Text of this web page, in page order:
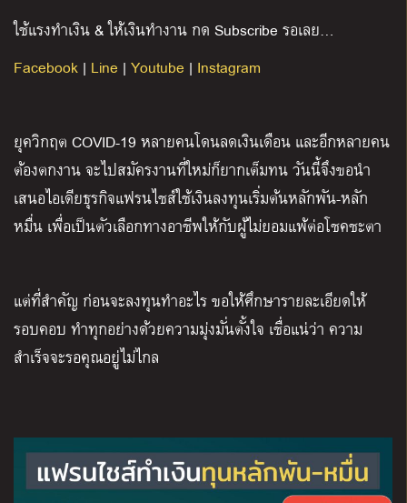
ใช้แรงทำเงิน & ให้เงินทำงาน กด Subscribe รอเลย…
Facebook | Line | Youtube | Instagram
ยุควิกฤต COVID-19 หลายคนโดนลดเงินเดือน และอีกหลายคน
ต้องตกงาน จะไปสมัครงานที่ใหม่ก็ยากเต็มทน วันนี้จึงขอนำ
เสนอไอเดียธุรกิจแฟรนไชส์ใช้เงินลงทุนเริ่มต้นหลักพัน-หลัก
หมื่น เพื่อเป็นตัวเลือกทางอาชีพให้กับผู้ไม่ยอมแพ้ต่อโชคชะตา
แต่ที่สำคัญ ก่อนจะลงทุนทำอะไร ขอให้ศึกษารายละเอียดให้
รอบคอบ ทำทุกอย่างด้วยความมุ่งมั่นตั้งใจ เชื่อแน่ว่า ความ
สำเร็จจะรอคุณอยู่ไม่ไกล